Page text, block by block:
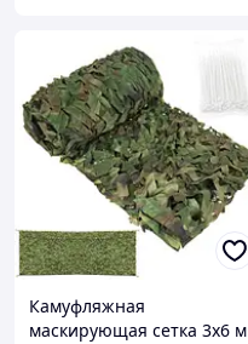
Камуфляжная
маскирующая сетка 3x6 м